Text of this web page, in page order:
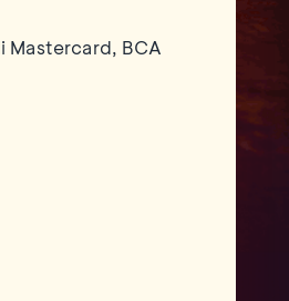
Mastercard, BCA